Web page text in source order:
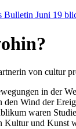
Bulletin Juni 19
von cultur
in der
Wind der
waren
und Kunst